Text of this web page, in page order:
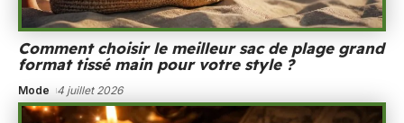
Comment choisir le meilleur sac de plage grand
format tissé main pour votre style ?
Mode 4 juillet 2026